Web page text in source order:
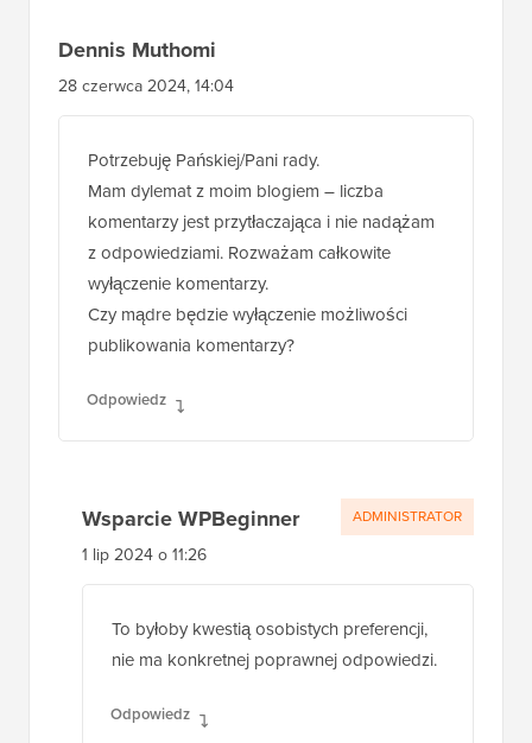
Dennis Muthomi
28 czerwca 2024, 14:04
Potrzebuję Pańskiej/Pani rady.
Mam dylemat z moim blogiem – liczba
komentarzy jest przytłaczająca i nie nadążam
z odpowiedziami. Rozważam całkowite
wyłączenie komentarzy.
Czy mądre będzie wyłączenie możliwości
publikowania komentarzy?
Odpowiedz
Wsparcie WPBeginner
1 lip 2024 o 11:26
To byłoby kwestią osobistych preferencji,
nie ma konkretnej poprawnej odpowiedzi.
Odpowiedz
ADMINISTRATOR